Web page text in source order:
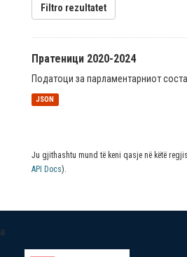
Filtro rezultatet
Пратеници 2020-2024
Податоци за парламентарниот
JSON
Ju gjithashtu mund të keni qasje në këtë
API Docs).
a